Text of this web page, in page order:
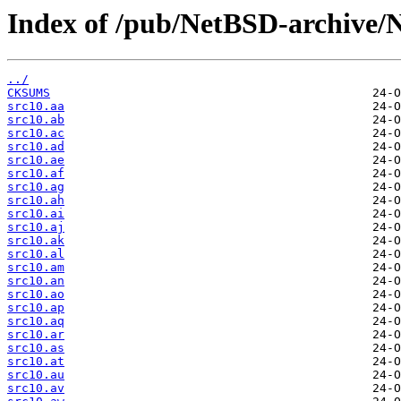
Index of /pub/NetBSD-archive/
../
CKSUMS
src10.aa
src10.ab
src10.ac
src10.ad
src10.ae
src10.af
src10.ag
src10.ah
src10.ai
src10.aj
src10.ak
src10.al
src10.am
src10.an
src10.ao
src10.ap
src10.aq
src10.ar
src10.as
src10.at
src10.au
src10.av